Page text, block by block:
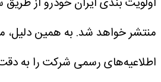
منتشر خواهد شد. به همین دلیل،
اطلاعیه‌های رسمی شرکت را به دقت